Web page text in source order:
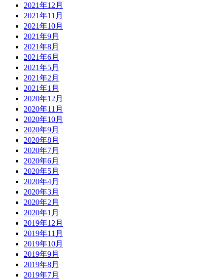
2021年12月
2021年11月
2021年10月
2021年9月
2021年8月
2021年6月
2021年5月
2021年2月
2021年1月
2020年12月
2020年11月
2020年10月
2020年9月
2020年8月
2020年7月
2020年6月
2020年5月
2020年4月
2020年3月
2020年2月
2020年1月
2019年12月
2019年11月
2019年10月
2019年9月
2019年8月
2019年7月